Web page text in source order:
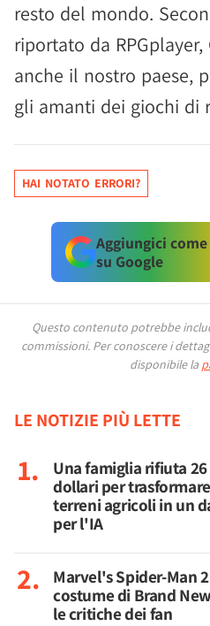
resto del mondo.
riportato da
anche il nostro paese,
gli amanti dei giochi di
HAI NOTATO ERRORI?
Aggiungici
su Google
Questo contenuto potrebbe
commissioni. Per conoscere i
disponibile la
LE NOTIZIE PIÙ LETTE
Una famiglia rifiuta
dollari per
terreni agricoli in un
per l'IA
Marvel's Spider-Man
costume di Brand
le critiche dei fan